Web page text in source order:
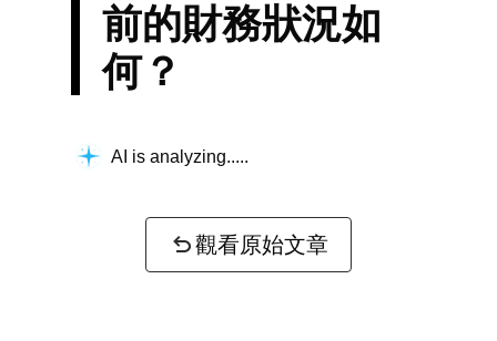
前的財務狀況如
何？
AI is analyzing...
觀看原始文章